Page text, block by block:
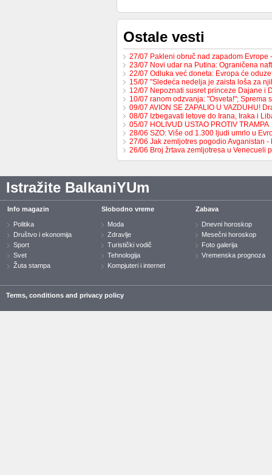
Ostale vesti
27/07 Pakleni obruč nad zapadom Evrope
23/07 Novi udar na Putina: Ograničena
22/07 Odluka već doneta: Evropa će
15/07 "Sledeća nedelja je zaista loša za
12/07 Nepoznati susret princeze Dajane i
10/07 ranom odzvanja: "Osveta!"; Sprema
09/07 AVION SE ZAPALIO U VAZDUHU!
08/07 Izbegavati letove do Irana, Iraka i
05/07 HOLIVUD USTAO PROTIV TRAMPA
28/06 SZO: Više od 1.300 ljudi umrlo u
27/06 Jak zemljotres pogodio Avganistan
26/06 Broj žrtava zemljotresa u Venecueli
Istražite BalkaniYUm
Info magazin
Politika
Društvo i ekonomija
Sport
Svet
Žuta stampa
Slobodno vreme
Moda
Zdravlje
Turistički vodič
Tehnologija
Kompjuteri i internet
Zabava
Dnevni horoskop
Mesečni horoskop
Foto galerija
Vremenska prognoza
Terms, conditions and privacy policy